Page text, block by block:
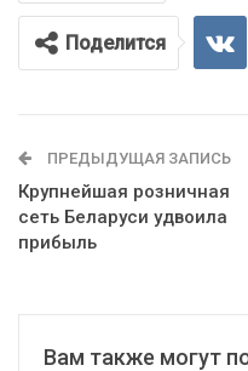
Поделится
ПРЕДЫДУЩАЯ ЗАПИСЬ
Крупнейшая розничная
сеть Беларуси удвоила
прибыль
Вам также могут